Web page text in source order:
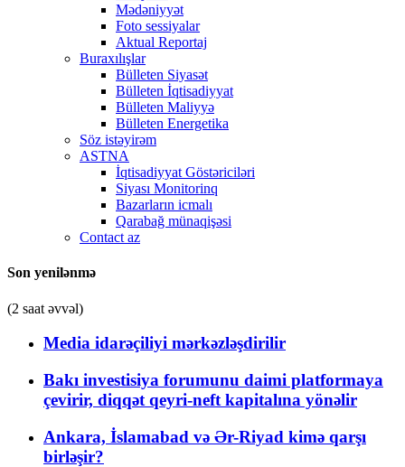
Mədəniyyət
Foto sessiyalar
Aktual Reportaj
Buraxılışlar
Bülleten Siyasət
Bülleten İqtisadiyyat
Bülleten Maliyyə
Bülleten Energetika
Söz istəyirəm
ASTNA
İqtisadiyyat Göstəriciləri
Siyası Monitorinq
Bazarların icmalı
Qarabağ münaqişəsi
Contact az
Son yenilənmə
(2 saat əvvəl)
Media idarəçiliyi mərkəzləşdirilir
Bakı investisiya forumunu daimi platformaya
çevirir, diqqət qeyri-neft kapitalına yönəlir
Ankara, İslamabad və Ər-Riyad kimə qarşı
birləşir?